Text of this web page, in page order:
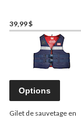
39,99 $
Options
Gilet de sauvetage en